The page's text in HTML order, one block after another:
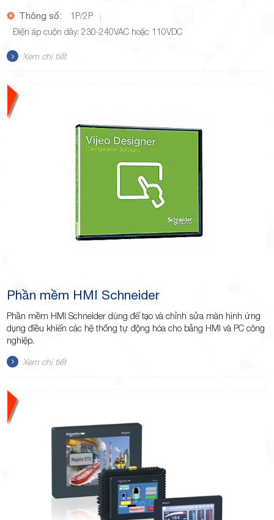
Thông số:
1P/2P
Điện áp cuộn dây: 230-240VAC hoặc 110VDC
Xem chi tiết
Phần mềm HMI Schneider
Phần mềm HMI Schneider dùng để tạo và chỉnh sửa màn hình ứng
dụng điều khiển các hệ thống tự động hóa cho bảng HMI và PC công
nghiệp.
Xem chi tiết